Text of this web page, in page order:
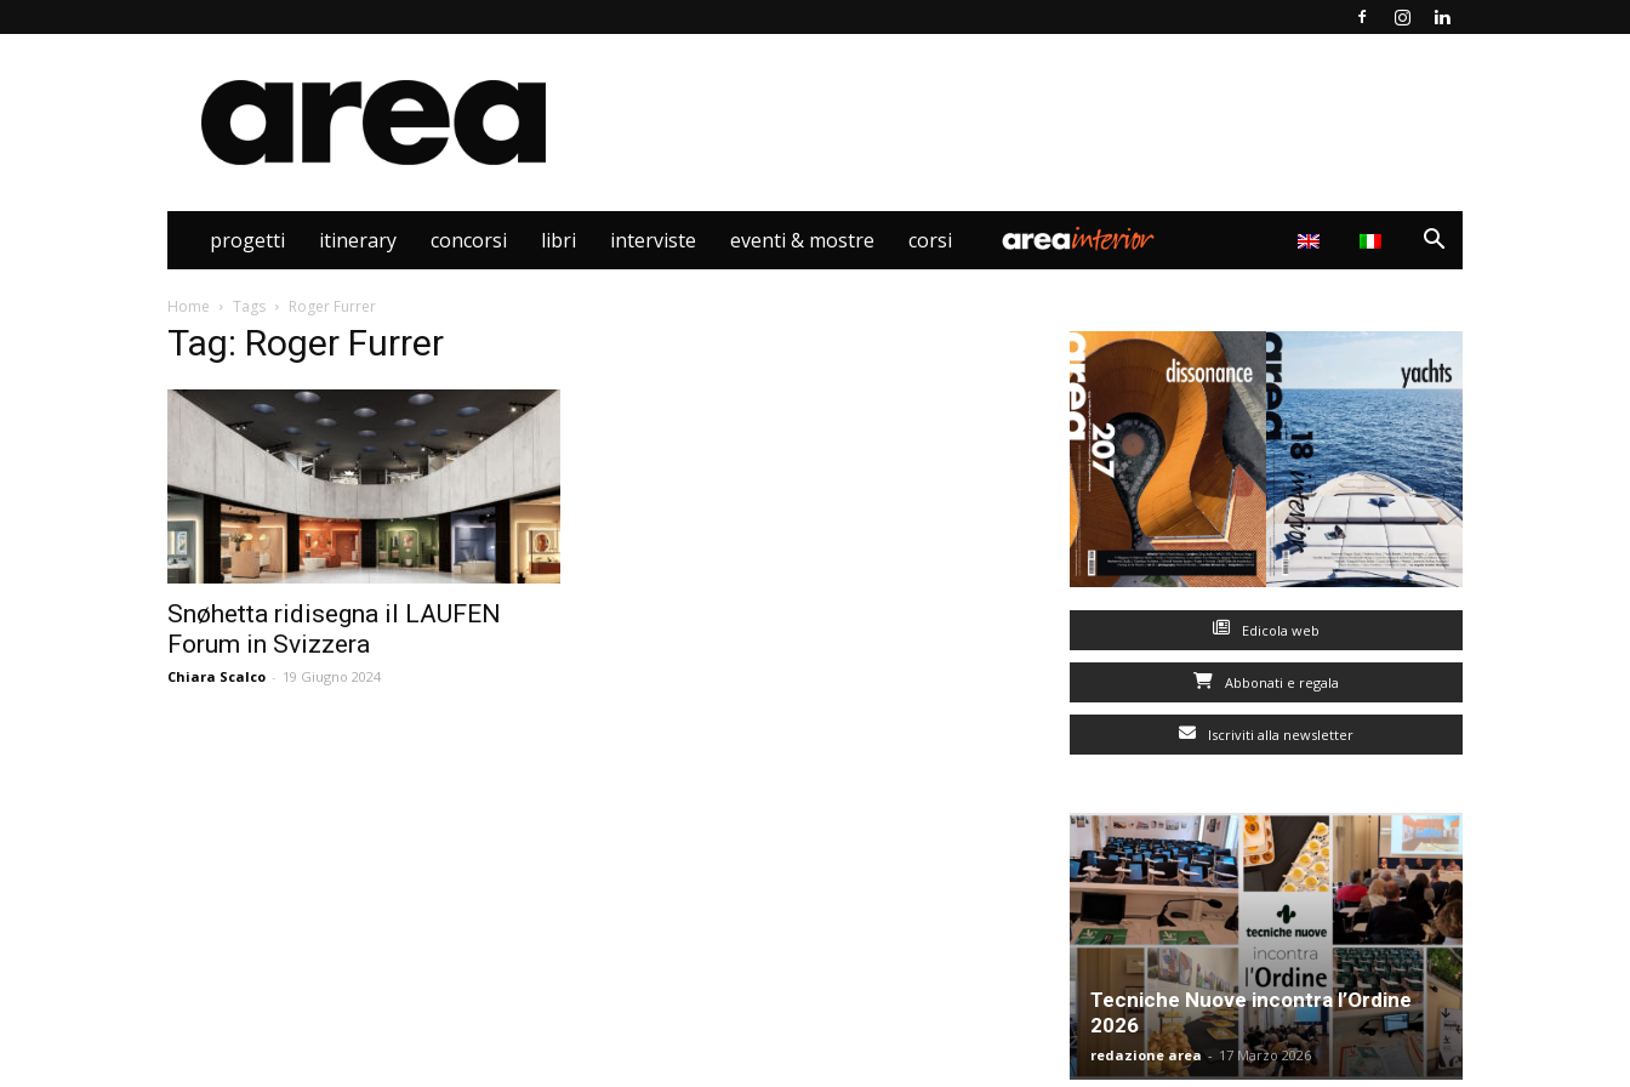
Area
progetti itinerary concorsi libri interviste eventi & mostre corsi
Home Tags Roger Furrer
Tag: Roger Furrer
Snøhetta ridisegna il LAUFEN
Forum in Svizzera
Chiara Scalco - 19 Giugno 2024
Edicola web
Abbonati e regala
Iscriviti alla newsletter
Tecniche Nuove incontra l’Ordine
2026
redazione area - 17 Marzo 2026